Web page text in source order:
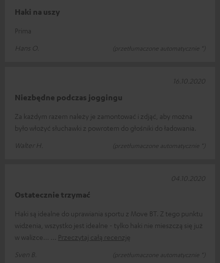
Haki na uszy
Prima
Hans O.
(przetłumaczone automatycznie *)
Niezbędne podczas joggingu
Za każdym razem należy je zamontować i zdjąć, aby można
było włożyć słuchawki z powrotem do głośniki do ładowania.
Walter H.
(przetłumaczone automatycznie *)
16.10.2020
Ostatecznie trzymać
Haki są idealne do uprawiania sportu z Move BT. Z tego punktu
widzenia, wszystko jest idealne - tylko haki nie mieszczą się już
w walizce...
Przeczytaj całą recenzję
Sven B.
(przetłumaczone automatycznie *)
04.10.2020